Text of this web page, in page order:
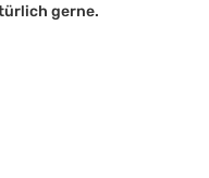
gerne.